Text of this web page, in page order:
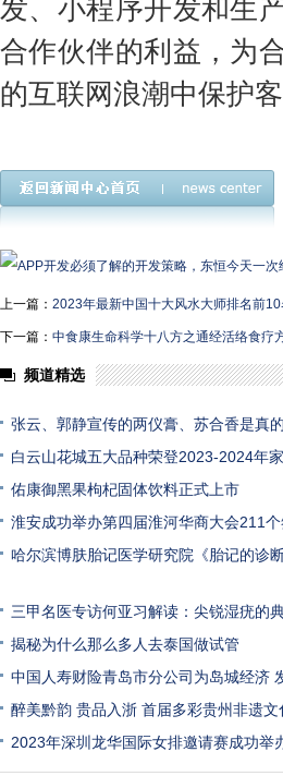
发、小程序开发和生
合作伙伴的利益，为
的互联网浪潮中保护客
上一篇： 2023年最新中国十大风水大师排名前
下一篇： 中食康生命科学十八方之通经活络食疗
频道精选
张云、郭静宣传的两仪膏、苏合香是真
白云山花城五大品种荣登2023-2024年
佑康御黑果枸杞固体饮料正式上市
淮安成功举办第四届淮河华商大会211个
哈尔滨博肤胎记医学研究院《胎记的诊
三甲名医专访何亚习解读：尖锐湿疣的
揭秘为什么那么多人去泰国做试管
中国人寿财险青岛市分公司为岛城经济
醉美黔韵 贵品入浙 首届多彩贵州非遗文
2023年深圳龙华国际女排邀请赛成功举